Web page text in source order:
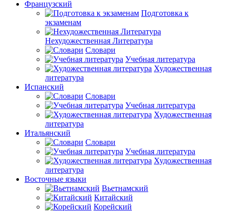
Французский
Подготовка к
экзаменам
Нехудожественная Литература
Словари
Учебная литература
Художественная
литература
Испанский
Словари
Учебная литература
Художественная
литература
Итальянский
Словари
Учебная литература
Художественная
литература
Восточные языки
Вьетнамский
Китайский
Корейский